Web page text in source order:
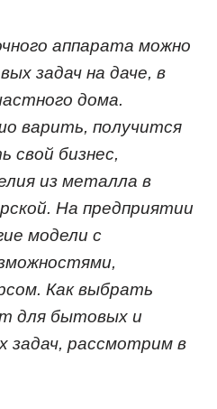
аппарата можно
задач на даче, в
дома.
варить, получится
свой бизнес,
из металла в
На предприятии
модели с
Как выбрать
для бытовых и
задач, рассмотрим в